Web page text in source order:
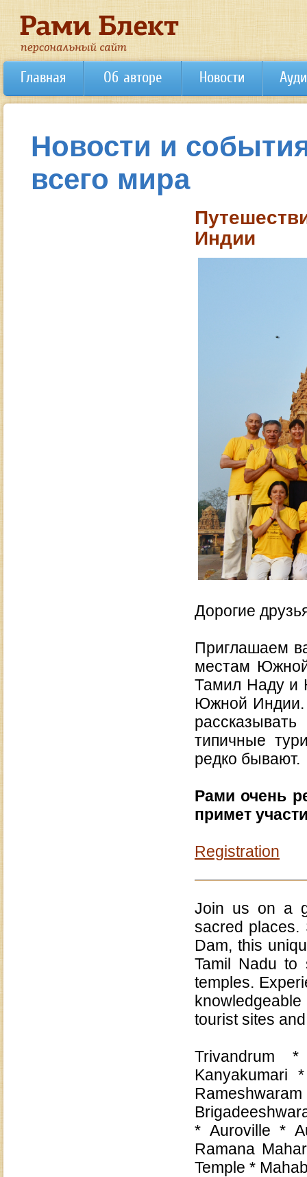
Главная Об авторе Новости
Новости и
всего мира
Индии
Дорогие
Приглашаем
местам
Тамил Наду и
Южной Индии.
типичные
редко бывают.
Рами очень
примет
Registration
Join us on a
sacred places.
Dam, this
Tamil Nadu to
temples.
tourist sites
Trivandrum
Kanyakumari
* Auroville *
Ramana
Temple *